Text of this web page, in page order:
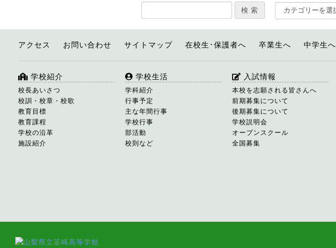
アクセス お問い合わせ サイトマップ 在校生･保護者へ 卒業生へ 中学生へ
学校紹介
校長あいさつ
校訓・校章・校歌
教育目標
教育課程
学校の沿革
施設紹介
学校生活
学科紹介
行事予定
主な年間行事
学校行事
部活動
校則など
入試情報
本校を志願される皆さんへ
前期募集について
後期募集について
学校説明会
オープンスクール
全国募集